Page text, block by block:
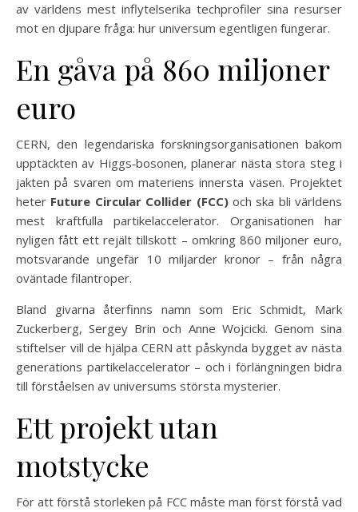
av världens mest inflytelserika techprofiler sina resurser
mot en djupare fråga: hur universum egentligen fungerar.
En gåva på 860 miljoner
euro
CERN, den legendariska forskningsorganisationen bakom
upptäckten av Higgs‑bosonen, planerar nästa stora steg i
jakten på svaren om materiens innersta väsen. Projektet
heter Future Circular Collider (FCC)och ska bli världens
mest kraftfulla partikelaccelerator. Organisationen har
nyligen fått ett rejält tillskott – omkring 860 miljoner euro,
motsvarande ungefär 10 miljarder kronor – från några
oväntade filantroper.
Bland givarna återfinns namn som Eric Schmidt, Mark
Zuckerberg, Sergey Brin och Anne Wojcicki. Genom sina
stiftelser vill de hjälpa CERN att påskynda bygget av nästa
generations partikelaccelerator – och i förlängningen bidra
till förståelsen av universums största mysterier.
Ett projekt utan
motstycke
För att förstå storleken på FCC måste man först förstå vad